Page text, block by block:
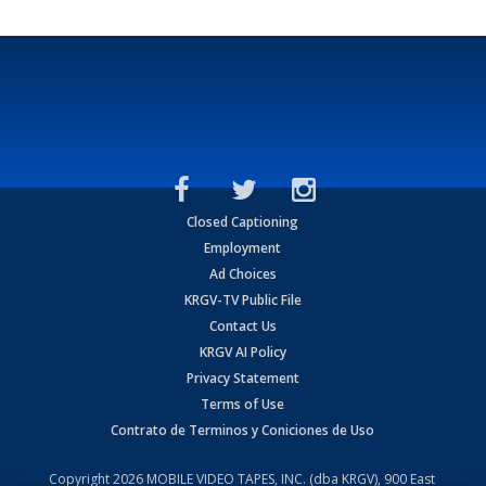
Closed Captioning
Employment
Ad Choices
KRGV-TV Public File
Contact Us
KRGV AI Policy
Privacy Statement
Terms of Use
Contrato de Terminos y Coniciones de Uso
Copyright2026 MOBILE VIDEO TAPES, INC. (dba KRGV), 900 East